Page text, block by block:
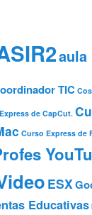
TIC
de CapCut.
Curso Express de
ESX
Educativas